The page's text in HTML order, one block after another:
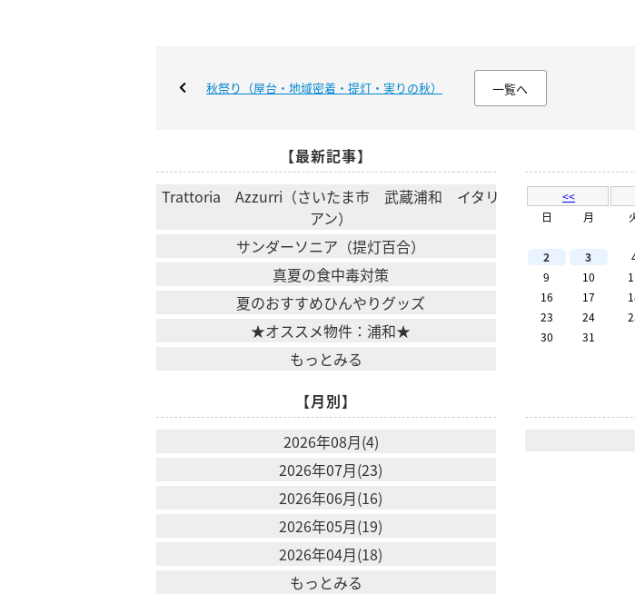
秋祭り（屋台・地域密着・提灯・実りの秋） 一覧へ
【最新記事】
Trattoria Azzurri（さいたま市 武蔵浦和 イタリ
アン）
サンダーソニア（提灯百合）
真夏の食中毒対策
夏のおすすめひんやりグッズ
★オススメ物件：浦和★
もっとみる
<<
日
月
2
3
9
10
16
17
23
24
30
31
【月別】
2026年08月(4)
2026年07月(23)
2026年06月(16)
2026年05月(19)
2026年04月(18)
もっとみる